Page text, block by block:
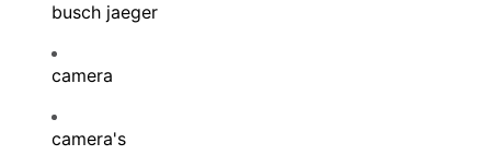
busch jaeger
camera
camera's